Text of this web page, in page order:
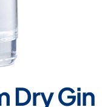
Dry Gin